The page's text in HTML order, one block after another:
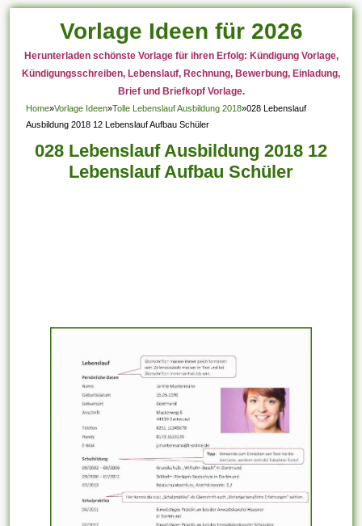
Vorlage Ideen für 2026
Herunterladen schönste Vorlage für ihren Erfolg: Kündigung Vorlage,
Kündigungsschreiben, Lebenslauf, Rechnung, Bewerbung, Einladung,
Brief und Briefkopf Vorlage.
Home»Vorlage Ideen»Tolle Lebenslauf Ausbildung 2018»028 Lebenslauf
Ausbildung 2018 12 Lebenslauf Aufbau Schüler
028 Lebenslauf Ausbildung 2018 12
Lebenslauf Aufbau Schüler